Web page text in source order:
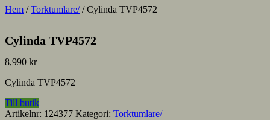
Hem /Torktumlare// Cylinda TVP4572
Cylinda TVP4572
8,990 kr
Cylinda TVP4572
Till butik
Artikelnr: 124377 Kategori: Torktumlare/